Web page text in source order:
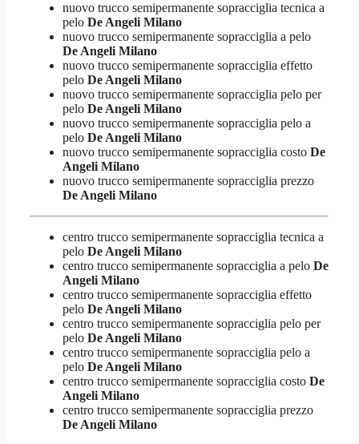
nuovo trucco semipermanente sopracciglia tecnica a
pelo De Angeli Milano
nuovo trucco semipermanente sopracciglia a pelo
De Angeli Milano
nuovo trucco semipermanente sopracciglia effetto
pelo De Angeli Milano
nuovo trucco semipermanente sopracciglia pelo per
pelo De Angeli Milano
nuovo trucco semipermanente sopracciglia pelo a
pelo De Angeli Milano
nuovo trucco semipermanente sopracciglia costo De
Angeli Milano
nuovo trucco semipermanente sopracciglia prezzo
De Angeli Milano
centro trucco semipermanente sopracciglia tecnica a
pelo De Angeli Milano
centro trucco semipermanente sopracciglia a pelo De
Angeli Milano
centro trucco semipermanente sopracciglia effetto
pelo De Angeli Milano
centro trucco semipermanente sopracciglia pelo per
pelo De Angeli Milano
centro trucco semipermanente sopracciglia pelo a
pelo De Angeli Milano
centro trucco semipermanente sopracciglia costo De
Angeli Milano
centro trucco semipermanente sopracciglia prezzo
De Angeli Milano